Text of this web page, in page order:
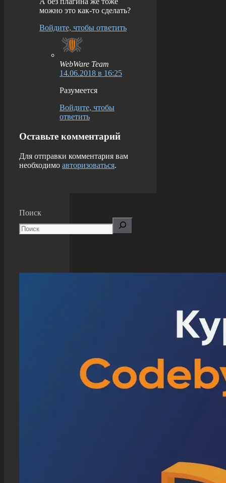
можно это как-то сделать?
Войдите, чтобы ответить
WebWare Team
14.06.2018 в 16:25
Разумеется
Войдите, чтобы
ответить
Оставьте комментарий
Для отправки комментария вам
необходимо авторизоваться.
Поиск